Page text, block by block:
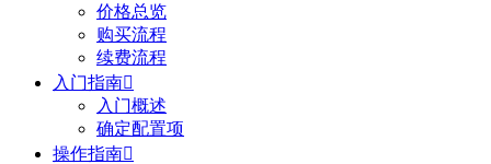
价格总览
购买流程
续费流程
入门指南
入门概述
确定配置项
操作指南